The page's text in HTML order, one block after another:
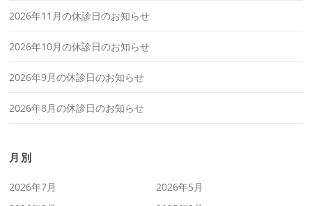
2026年11月の休診日のお知らせ
2026年10月の休診日のお知らせ
2026年9月の休診日のお知らせ
2026年8月の休診日のお知らせ
月別
2026年7月
2026年5月